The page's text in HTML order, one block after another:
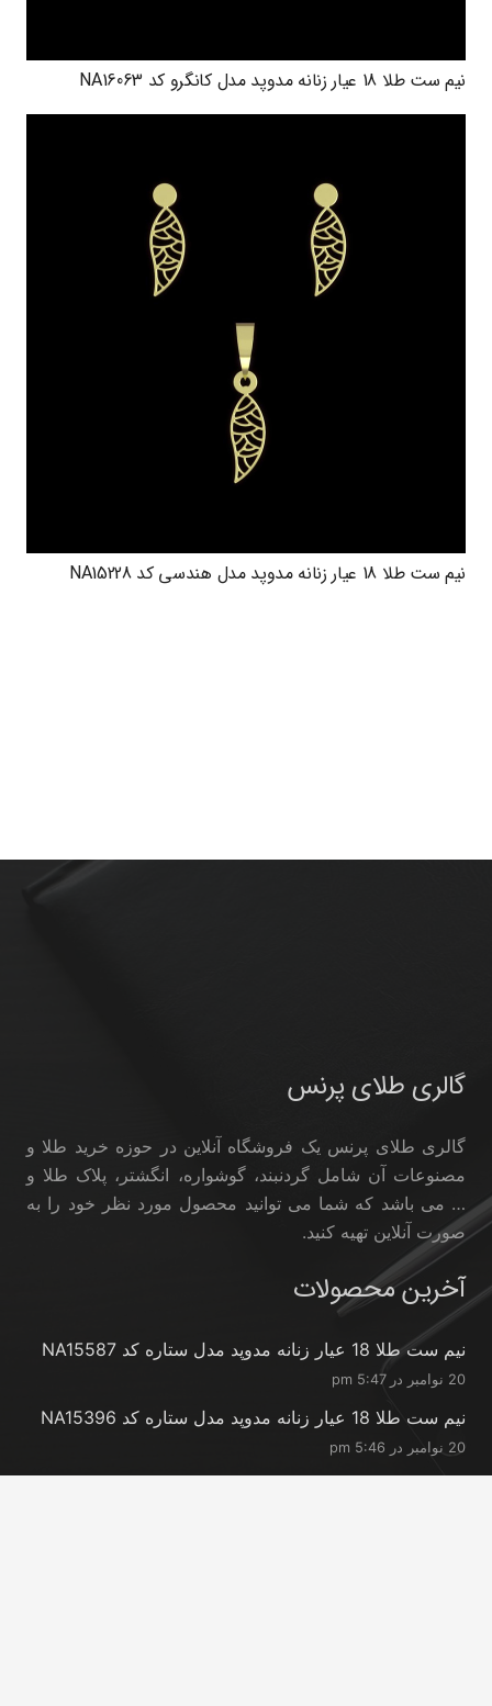
نیم ست طلا 18 عیار زنانه مدوپد مدل کانگرو کد NA16063
نیم ست طلا 18 عیار زنانه مدوپد مدل هندسی کد NA15228
گالری طلای پرنس
گالری طلای پرنس یک فروشگاه آنلاین در حوزه خرید طلا و
مصنوعات آن شامل گردنبند، گوشواره، انگشتر، پلاک طلا و
… می باشد که شما می توانید محصول مورد نظر خود را به
صورت آنلاین تهیه کنید.
آخرین محصولات
نیم ست طلا 18 عیار زنانه مدوپد مدل ستاره کد NA15587
20 نوامبر در 5:47 pm
نیم ست طلا 18 عیار زنانه مدوپد مدل ستاره کد NA15396
20 نوامبر در 5:46 pm